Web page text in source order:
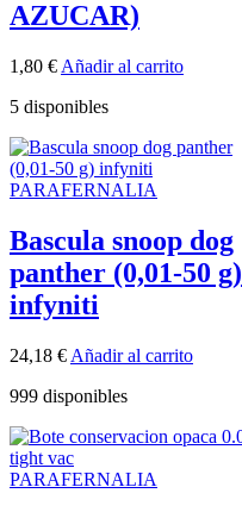
AZUCAR)
1,80 € Añadir al carrito
5 disponibles
PARAFERNALIA
Bascula snoop dog
panther (0,01-50 g)
infyniti
24,18 € Añadir al carrito
999 disponibles
PARAFERNALIA